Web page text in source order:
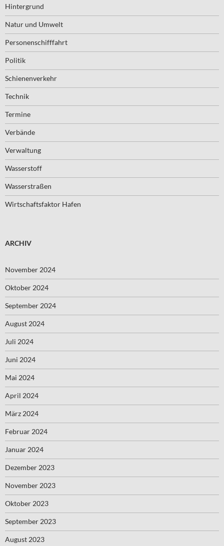
Hintergrund
Natur und Umwelt
Personenschifffahrt
Politik
Schienenverkehr
Technik
Termine
Verbände
Verwaltung
Wasserstoff
Wasserstraßen
Wirtschaftsfaktor Hafen
ARCHIV
November 2024
Oktober 2024
September 2024
August 2024
Juli 2024
Juni 2024
Mai 2024
April 2024
März 2024
Februar 2024
Januar 2024
Dezember 2023
November 2023
Oktober 2023
September 2023
August 2023